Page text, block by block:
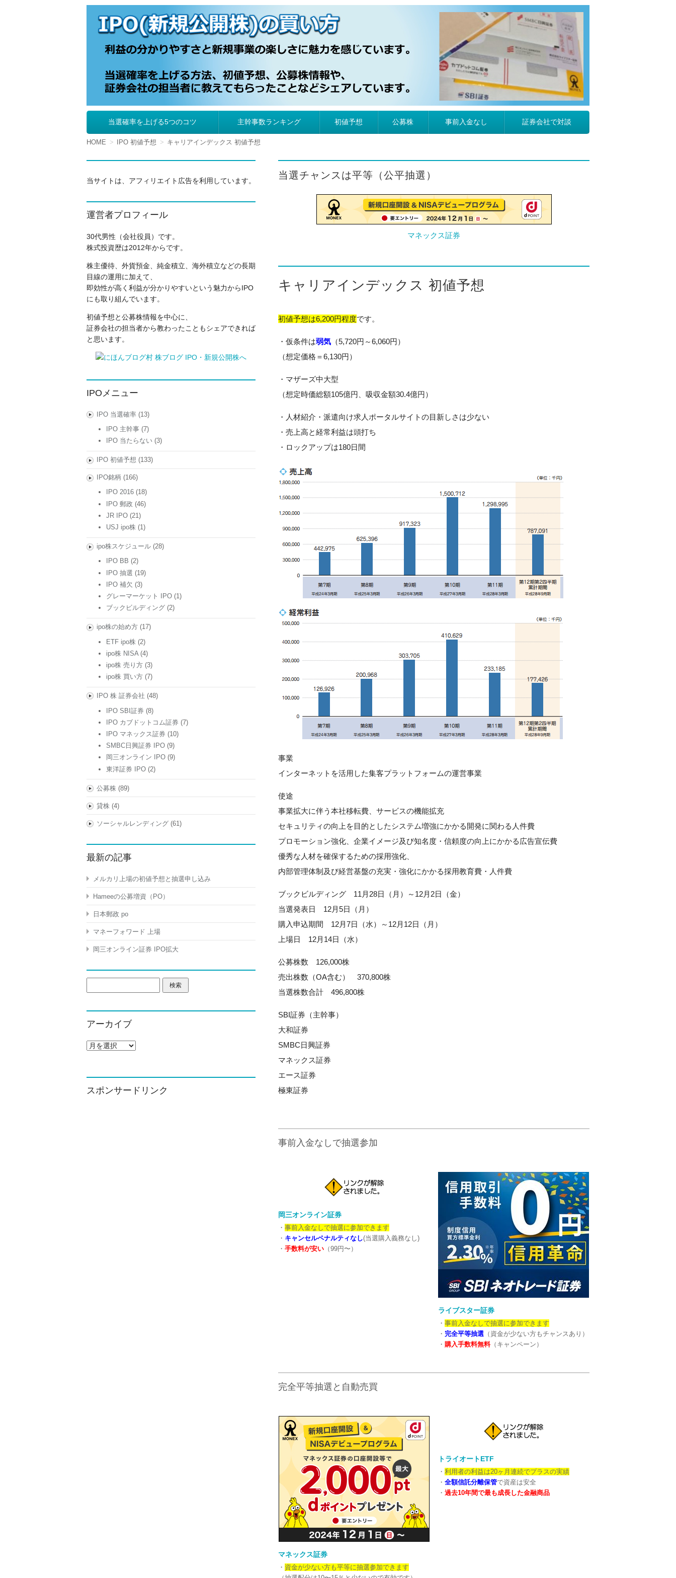
IPO（新規公開株）の買い方
ン
テ
ツ
移
当選確率を上げる5つのコツ 主幹事数ランキング 初値予想 公募株 事前入金なし 証券会社で対談
HOME IPO 初値予想 キャリアインデックス 初値予想
当選チャンスは平等（公平抽選）
マネックス証券
キャリアインデックス 初値予想
初値予想は6,200円程度です。
・仮条件は弱気 （5,720円～6,060円）
（想定価格＝6,130円）
・マザーズ中大型
（想定時価総額105億円、吸収金額30.4億円）
・人材紹介・派遣向け求人ポータルサイトの目新しさは少ない
・売上高と経常利益は頭打ち
・ロックアップは180日間
事業
インターネットを活用した集客プラットフォームの運営事業
使途
事業拡大に伴う本社移転費、サービスの機能拡充
セキュリティの向上を目的としたシステム増強にかかる開発に関わる人件費
プロモーション強化、企業イメージ及び知名度・信頼度の向上にかかる広告宣伝費
優秀な人材を確保するための採用強化、
内部管理体制及び経営基盤の充実・強化にかかる採用教育費・人件費
ブックビルディング 11月28日（月）～12月2日（金）
当選発表日 12月5日（月）
購入申込期間 12月7日（水）～12月12日（月）
上場日 12月14日（水）
公募株数 126,000株
売出株数（OA含む） 370,800株
当選株数合計 496,800株
SBI証券（主幹事）
大和証券
SMBC日興証券
マネックス証券
エース証券
極東証券
事前入金なしで抽選参加
岡三オンライン証券
・ 事前入金なしで抽選に参加できます
・ キャンセルペナルティなし(当選購入義務なし)
・ 手数料が安い （99円〜）
ライブスター証券
・ 事前入金なしで抽選に参加できます
・ 完全平等抽選（資金が少ない方もチャンスあり）
・ 購入手数料無料（キャンペーン）
完全平等抽選と自動売買
マネックス証券
・ 資金が少ない方も平等に抽選参加できます
トライオートETF
・ 利用者の利益は20ヶ月連続でプラスの実績
・ 全額信託分離保管で資産は安全
・ 過去10年間で最も成長した金融商品
当サイトは、アフィリエイト広告を利用しています。
運営者プロフィール
30代男性（会社役員）です。
株式投資歴は2012年からです。
株主優待、外貨預金、純金積立、海外積立などの長期
目線の運用に加えて、
即効性が高く利益が分かりやすいという魅力からIPO
にも取り組んでいます。
初値予想と公募株情報を中心に、
証券会社の担当者から教わったこともシェアできれば
と思います。
IPOメニュー
IPO 当選確率(13)
IPO 主幹事 (7)
IPO 当たらない (3)
IPO 初値予想 (133)
IPO銘柄 (166)
IPO 2016 (18)
IPO 郵政 (46)
JR IPO (21)
USJ ipo株 (1)
ipo株スケジュール(28)
IPO BB (2)
IPO 抽選 (19)
IPO 補欠 (3)
グレーマーケット IPO (1)
ブックビルディング (2)
ipo株の始め方(17)
ETF ipo株 (2)
ipo株 NISA (4)
ipo株 売り方 (3)
ipo株 買い方 (7)
IPO 株 証券会社 (48)
IPO SBI証券 (8)
IPO カブドットコム証券 (7)
IPO マネックス証券 (10)
SMBC日興証券 IPO (9)
岡三オンライン IPO (9)
東洋証券 IPO (2)
公募株(89)
貸株(4)
ソーシャルレンディング(61)
最新の記事
メルカリ上場の初値予想と抽選申し込み
Hameeの公募増資（PO）
日本郵政 po
マネーフォワード 上場
岡三オンライン証券 IPO拡大
索:
アーカイブ
ア
イ
ブ
スポンサードリンク